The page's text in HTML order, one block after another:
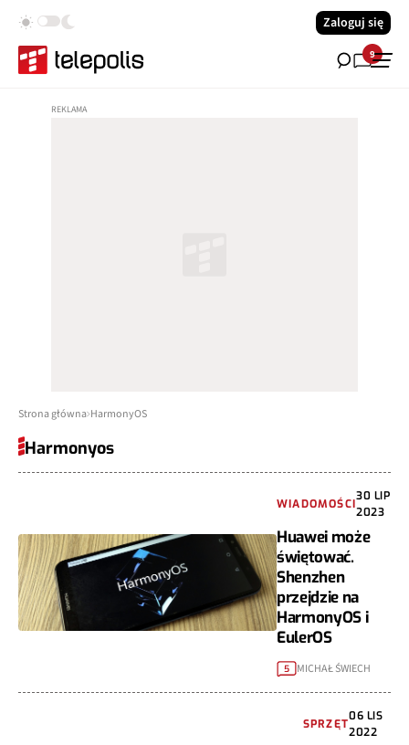
Zaloguj się
9
Strona główna HarmonyOS
Harmonyos
WIADOMOŚCI
30 LIP
2023
Huawei może
świętować.
Shenzhen
przejdzie na
HarmonyOS i
EulerOS
5 MICHAŁ ŚWIECH
SPRZĘT
06 LIS
2022